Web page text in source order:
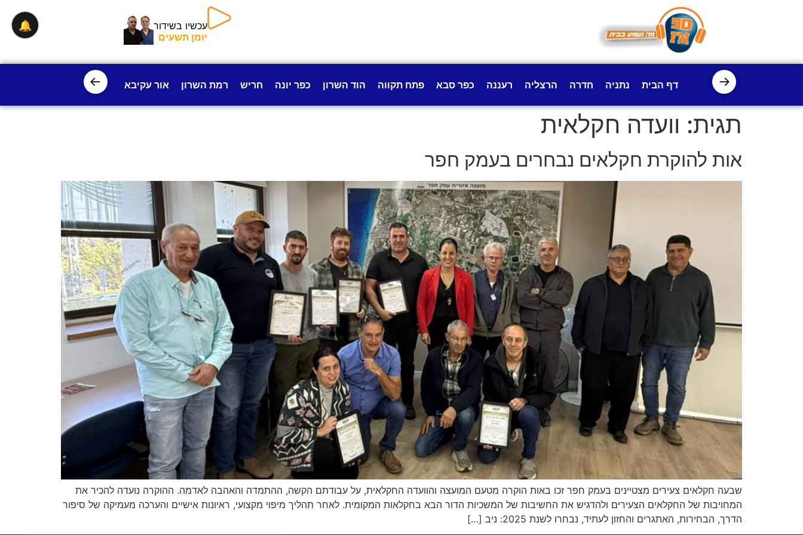
עכשיו בשידור
יומן תשעים
→ דף הבית נתניה חדרה הרצליה רעננה כפר סבא פתח תקווה הוד השרון כפר יונה חריש רמת השרון אור עקיבא פרדס חנה
←
תגית: וועדה חקלאית
אות להוקרת חקלאים נבחרים בעמק חפר
שבעה חקלאים צעירים מצטיינים בעמק חפר זכו באות הוקרה מטעם המועצה והוועדה החקלאית, על עבודתם הקשה, ההתמדה והאהבה לאדמה. ההוקרה נועדה להכיר את
המחויבות של החקלאים הצעירים ולהדגיש את החשיבות של המשכיות הדור הבא בחקלאות המקומית. לאחר תהליך מיפוי מקצועי, ראיונות אישיים והערכה מעמיקה של סיפור
הדרך, הבחירות, האתגרים והחזון לעתיד, נבחרו לשנת 2025: ניב […]
🔔